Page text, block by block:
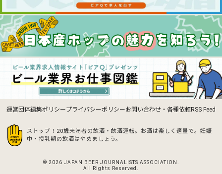
運営団体編集ポリシープライバシーポリシーお問い合わせ・各種依頼RSS Feed
ストップ！20歳未満者の飲酒・飲酒運転。お酒は楽しく適量で。 妊娠
中・授乳期の飲酒はやめましょう。
© 2026 JAPAN BEER JOURNALISTS ASSOCIATION.
All Rights Reserved.